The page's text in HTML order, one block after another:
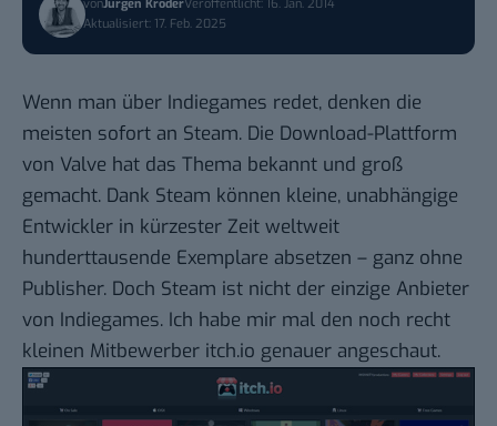
vonJürgen KroderVeröffentlicht: 16. Jan. 2014
Aktualisiert: 17. Feb. 2025
Wenn man über Indiegames redet, denken die
meisten sofort an Steam. Die Download-Plattform
von Valve hat das Thema bekannt und groß
gemacht. Dank Steam können kleine, unabhängige
Entwickler in kürzester Zeit weltweit
hunderttausende Exemplare absetzen – ganz ohne
Publisher. Doch Steam ist nicht der einzige Anbieter
von Indiegames. Ich habe mir mal den noch recht
kleinen Mitbewerber itch.io genauer angeschaut.